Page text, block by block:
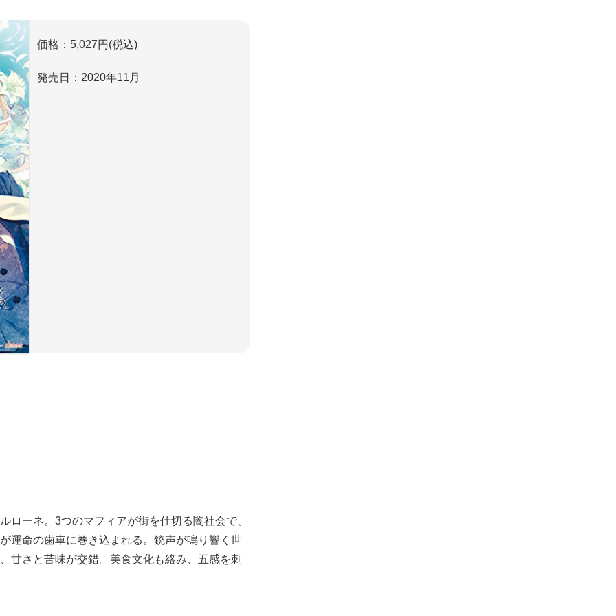
価格：5,027円(税込)
発売日：2020年11月
ローネ。3つのマフィアが街を仕切る闇社会で、
運命の歯車に巻き込まれる。銃声が鳴り響く世
甘さと苦味が交錯。美食文化も絡み、五感を刺